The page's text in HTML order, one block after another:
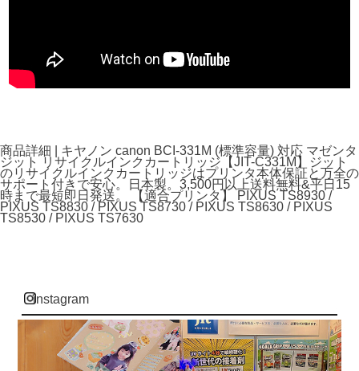
商品詳細 | キヤノン canon BCI-331M (標準容量) 対応 マゼンタ
ジット リサイクルインクカートリッジ【JIT-C331M】ジット
のリサイクルインクカートリッジはプリンタ本体保証と万全の
サポート付きで安心。日本製。3,500円以上送料無料&平日15
時まで最短即日発送。 【適合プリンタ】 PIXUS TS8930 /
PIXUS TS8830 / PIXUS TS8730 / PIXUS TS8630 / PIXUS
TS8530 / PIXUS TS7630
instagram